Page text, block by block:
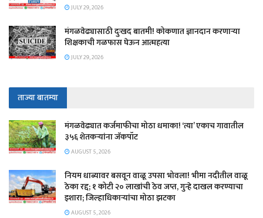
JULY 29, 2026
मंगळवेढ्यासाठी दुःखद बातमी! कोकणात ज्ञानदान करणाऱ्या
शिक्षकाची गळफास घेऊन आत्महत्या
JULY 29, 2026
ताज्या बातम्या
मंगळवेढ्यात कर्जमाफीचा मोठा धमाका! ‘त्या’ एकाच गावातील
३५६ शेतकऱ्यांना जॅकपॉट
AUGUST 5, 2026
नियम धाब्यावर बसवून वाळू उपसा भोवला! भीमा नदीतील वाळू
ठेका रद्द; १ कोटी २० लाखांची ठेव जप्त, गुन्हे दाखल करण्याचा
इशारा; जिल्हाधिकाऱ्यांचा मोठा झटका
AUGUST 5, 2026